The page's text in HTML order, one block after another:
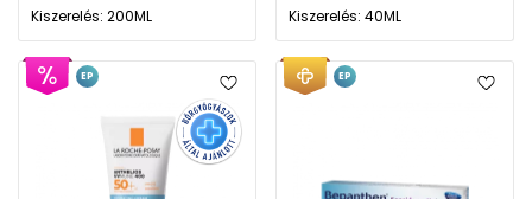
Kiszerelés: 200ML Kiszerelés: 40ML
EP EP